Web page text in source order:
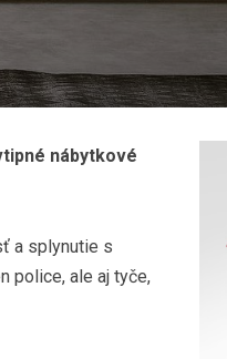
nábytkové
a splynutie s
police, ale aj tyče,